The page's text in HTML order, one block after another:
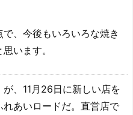
、今後もいろいろな焼き
います。
が、11月26日に新しい店を
あいロードだ。直営店で